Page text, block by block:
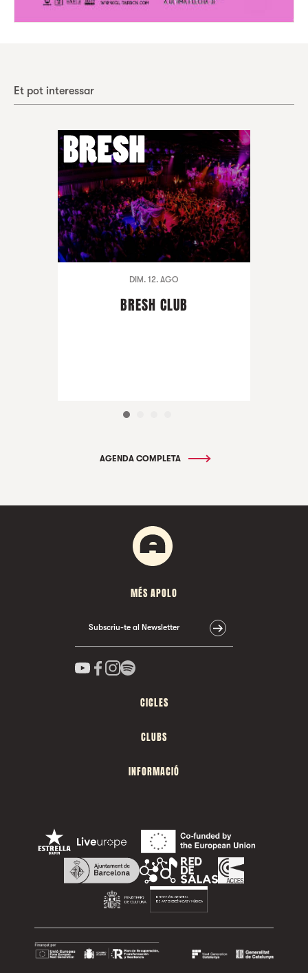
Et pot interessar
DIM. 12. AGO
BRESH CLUB
AGENDA COMPLETA
MÉS APOLO
Subscriu-te al Newsletter
CICLES
CLUBS
INFORMACIÓ